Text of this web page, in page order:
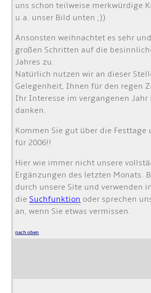
uns schon teilweise merkwürdige
u.a. unser Bild unten ;))
Ansonsten weihnachtet es sehr
großen Schritten auf die
Jahres zu.
Natürlich nutzen wir an dieser
Gelegenheit, Ihnen für den regen
Ihr Interesse im vergangenen Jahr
danken.
Kommen Sie gut über die Festtage
für 2006!!
Hier wie immer nicht unsere
Ergänzungen des letzten Monats.
durch unsere Site und verwenden
die Suchfunktion oder sprechen
an, wenn Sie etwas vermissen.
nach oben